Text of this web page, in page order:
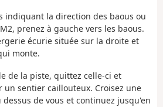
indiquant la direction des baous ou
prenez à gauche vers les baous.
écurie située sur la droite et
monte.
de la piste, quittez celle-ci et
un sentier caillouteux. Croisez une
de vous et continuez jusqu'en